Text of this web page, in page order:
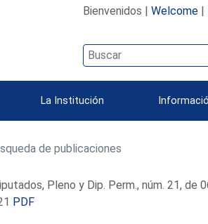
Bienvenidos | Welcome|
La Institución
de publicaciones
Pleno y Dip. Perm., núm. 21, de
PDF